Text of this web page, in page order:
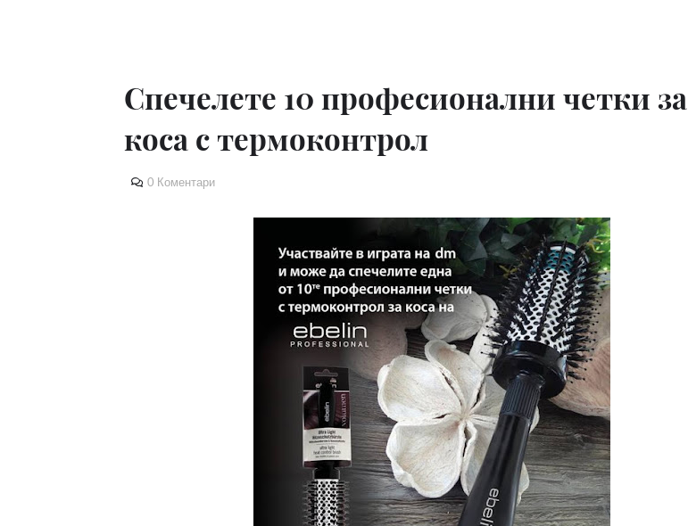
Спечелете 10 професионални четки за
коса с термоконтрол
0 Коментари